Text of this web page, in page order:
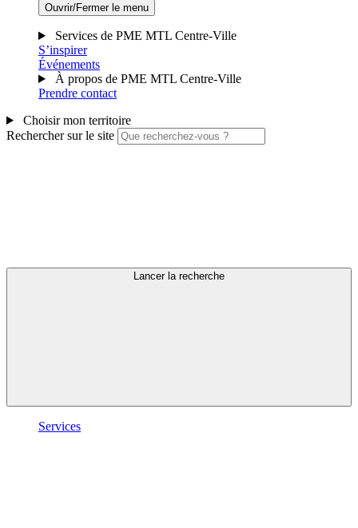
Ouvrir/Fermer le menu
Services de PME MTL Centre-Ville
S’inspirer
Événements
À propos de PME MTL Centre-Ville
Prendre contact
Choisir mon territoire
Rechercher sur le site
Lancer la recherche
Services